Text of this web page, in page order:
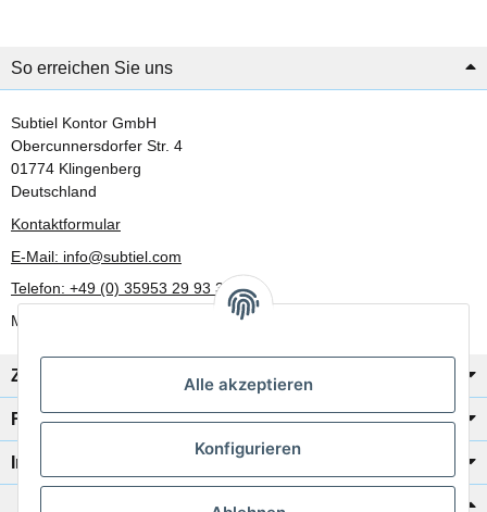
Alle akzeptieren
Konfigurieren
So erreichen Sie uns
Subtiel Kontor GmbH
Obercunnersdorfer Str. 4
01774 Klingenberg
Deutschland
Kontaktformular
E-Mail: info@subtiel.com
Telefon: +49 (0) 35953 29 93 30
Mo-Fr: 8:00 Uhr - 17:00 Uhr
Zahlung/Versand
Rechtliches
Informationen
Katalog zur Hand?